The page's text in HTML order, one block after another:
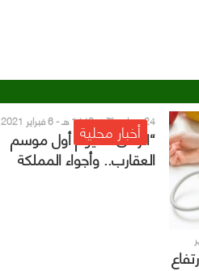
أخبار محلية 24 جمادى الآخر 1442 هـ - 6 فبراير 2021
م
“الزعاق”: اليوم أول موسم
العقارب.. وأجواء المملكة